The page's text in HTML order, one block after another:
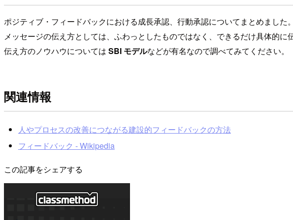
ポジティブ・フィードバックにおける成長承認、行動承認についてまとめました。
メッセージの伝え方としては、ふわっとしたものではなく、できるだけ具体的に
伝え方のノウハウについては SBI モデルなどが有名なので調べてみてください。
関連情報
人やプロセスの改善につながる建設的フィードバックの方法
フィードバック - Wikipedia
この記事をシェアする